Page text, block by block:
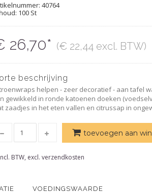
40764
100 St
26,70* (€ 22,44 excl. BTW)
beschrijving
helpen - zeer decoratief - aan tafel
gewikkeld in ronde katoenen doeken
zaadjes in het eten vallen en citrussap in
toevoegen aan
BTW, excl. verzendkosten
VOEDINGSWAARDE